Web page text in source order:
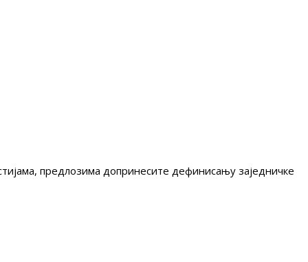
предлозима допринесите дефинисању заједничке